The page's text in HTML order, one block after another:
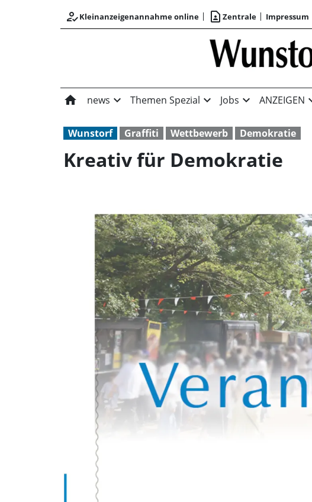
how_to_regKleinanzeigenannahme online contact_page Zentrale Impressum
home news expand_more Themen Spezial expand_more Jobs expand_more ANZEIGEN
Wunstorf Graffiti Wettbewerb Demokratie
Kreativ für Demokratie